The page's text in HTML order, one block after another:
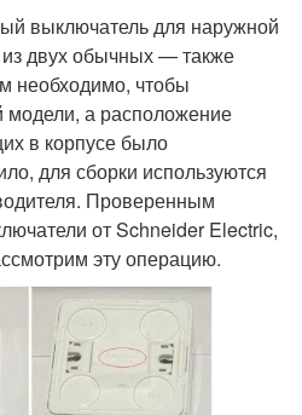
выключатель для наружной
двух обычных — также
необходимо, чтобы
а расположение
в корпусе было
для сборки используются
Проверенным
от Schneider Electric,
эту операцию.